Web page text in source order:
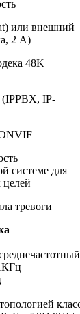
или внешний
2 А)
48K
(IPPBX, IP-
системе для
тревоги